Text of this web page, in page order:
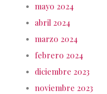
mayo 2024
abril 2024
marzo 2024
febrero 2024
diciembre 2023
noviembre 2023